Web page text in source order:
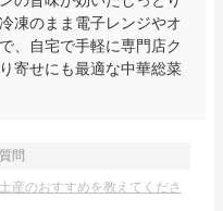
凍のまま電子レンジやオ
、自宅で手軽に専門店ク
寄せにも最適な中華総菜
問
産のおすすめを教えてくださ